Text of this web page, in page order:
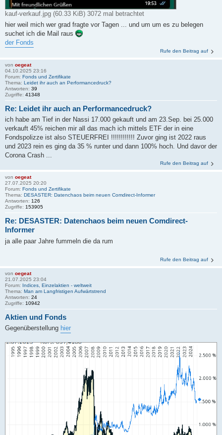
kauf-verkauf.jpg (60.33 KiB) 3072 mal betrachtet
hier weil mich wer grad fragte vor Tagen ... und um um es zu belegen
suchet ich die Mail raus
der Fonds
Rufe den Beitrag auf
von oegeat
04.10.2025 23:16
Forum: Fonds und Zertifikate
Thema: Leidet ihr auch an Performancedruck?
Antworten: 39
Zugriffe: 41348
Re: Leidet ihr auch an Performancedruck?
ich habe am Tief in der Nassi 17.000 gekauft und am 23.Sep. bei 25.000
verkauft 45% reichen mir all das mach ich mittels ETF der in eine
Fondspolizze ist also STEUERFREI !!!!!!!!!!!! Zuvor ging ist 2022 raus
und 2023 rein es ging da 35 % runter und dann 100% hoch. Und davor der
Corona Crash ...
Rufe den Beitrag auf
von oegeat
27.07.2025 20:20
Forum: Fonds und Zertifikate
Thema: DESASTER: Datenchaos beim neuen Comdirect-Informer
Antworten: 126
Zugriffe: 153905
Re: DESASTER: Datenchaos beim neuen Comdirect-
Informer
ja alle paar Jahre fummeln die da rum
Rufe den Beitrag auf
von oegeat
21.07.2025 23:04
Forum: Indices, Einzelaktien - weltweit
Thema: Man am Langfristigen Aufwärtstrend
Antworten: 24
Zugriffe: 10942
Aktien und Fonds
Gegenüberstellung hier